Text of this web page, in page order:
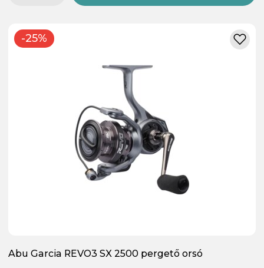
-25%
Abu Garcia REVO3 SX 2500 pergető orsó